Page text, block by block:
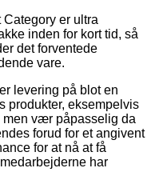
er ultra
inden for kort tid, så
det forventede
vare.
levering på blot en
produkter, eksempelvis
men vær påpasselig da
forud for et angivent
for at nå at få
har